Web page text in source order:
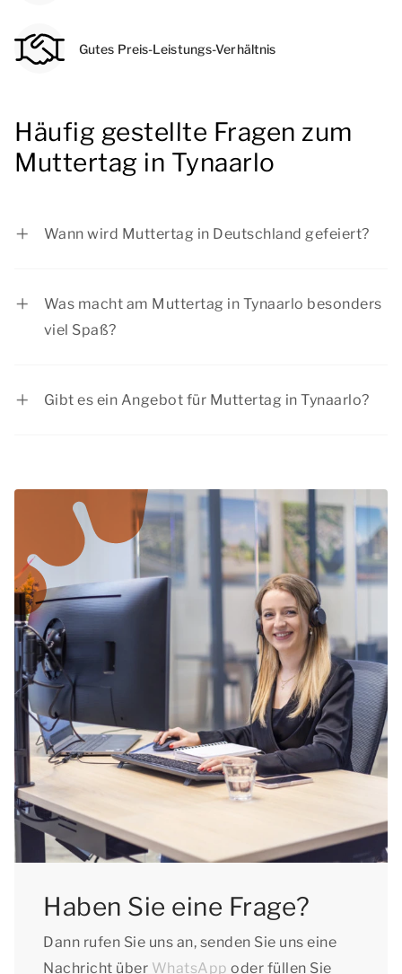
Gutes Preis-Leistungs-Verhältnis
Häufig gestellte Fragen zum
Muttertag in Tynaarlo
Wann wird Muttertag in Deutschland gefeiert?
Was macht am Muttertag in Tynaarlo besonders
viel Spaß?
Ausflug und lassen Sie den Tag mit einem
Abendessen in einem gemütlichen Restaurant in
einer nahegelegenen Stadt oder einem Dorf
ausklingen.
Gibt es ein Angebot für Muttertag in Tynaarlo?
Angebotean.
Haben Sie eine Frage?
Dann rufen Sie uns an, senden Sie uns eine
Nachricht über WhatsApp oder füllen Sie